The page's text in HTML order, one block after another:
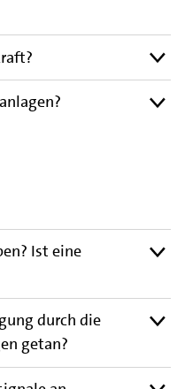
Ist eine
durch die
getan?